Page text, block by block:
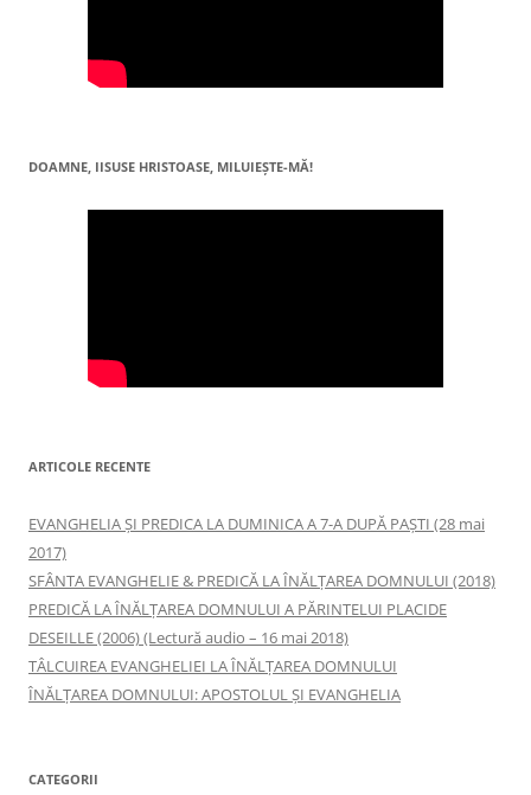
DOAMNE, IISUSE HRISTOASE, MILUIEŞTE-MĂ!
ARTICOLE RECENTE
EVANGHELIA ȘI PREDICA LA DUMINICA A 7-A DUPĂ PAȘTI (28 mai
2017)
SFÂNTA EVANGHELIE & PREDICĂ LA ÎNĂLŢAREA DOMNULUI (2018)
PREDICĂ LA ÎNĂLŢAREA DOMNULUI A PĂRINTELUI PLACIDE
DESEILLE (2006) (Lectură audio – 16 mai 2018)
TÂLCUIREA EVANGHELIEI LA ÎNĂLŢAREA DOMNULUI
ÎNĂLŢAREA DOMNULUI: APOSTOLUL ȘI EVANGHELIA
CATEGORII